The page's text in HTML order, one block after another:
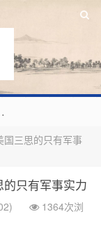
果，共创道行德盛道德王国
中华美德、中华文化的主体。国三思的只有军事
只有军事实力
1364次浏